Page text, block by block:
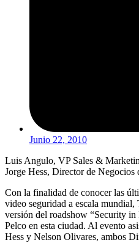
Junio 22, 2010
Luis Angulo, VP Sales &
Jorge Hess, Director de Negocios
Con la finalidad de conocer las
video seguridad a escala
versión del roadshow “Security
Pelco en esta ciudad. Al evento
Hess y Nelson Olivares, ambos